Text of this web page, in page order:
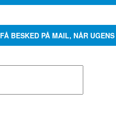
FÅ BESKED PÅ MAIL, NÅR